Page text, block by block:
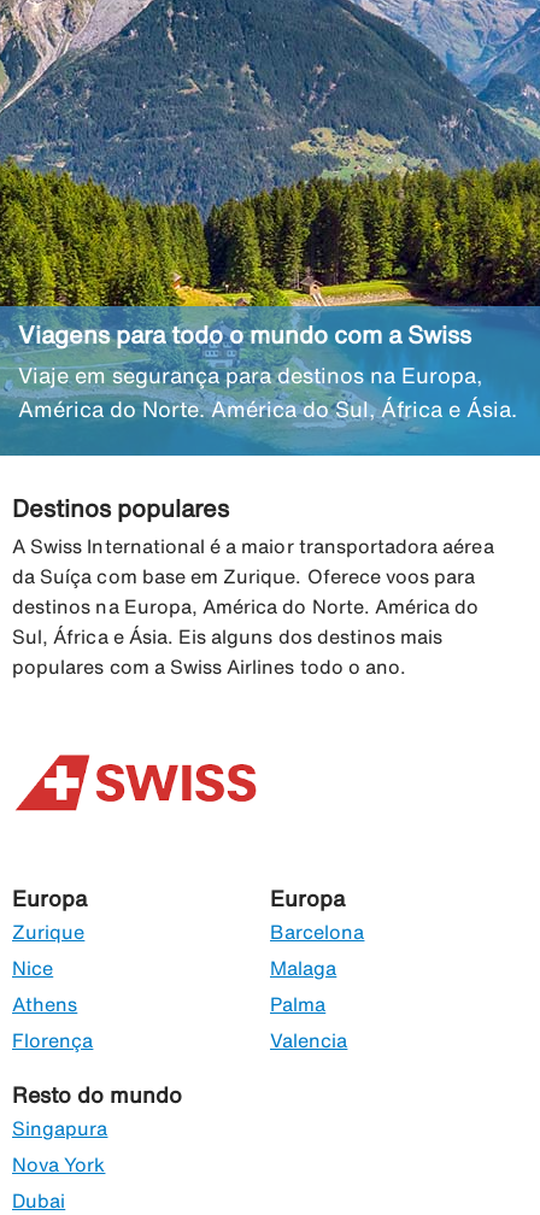
Viagens para todo o mundo com a Swiss
Viaje em segurança para destinos na Europa,
América do Norte. América do Sul, África e Ásia.
Destinos populares
A Swiss International é a maior transportadora aérea
da Suíça com base em Zurique. Oferece voos para
destinos na Europa, América do Norte. América do
Sul, África e Ásia. Eis alguns dos destinos mais
populares com a Swiss Airlines todo o ano.
Europa
Zurique
Nice
Athens
Florença
Europa
Barcelona
Malaga
Palma
Valencia
Resto do mundo
Singapura
Nova York
Dubai